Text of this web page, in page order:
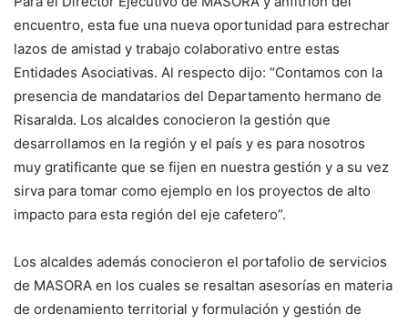
encuentro, esta fue una nueva oportunidad para estrechar
lazos de amistad y trabajo colaborativo entre estas
Entidades Asociativas. Al respecto dijo: “Contamos con la
presencia de mandatarios del Departamento hermano de
Risaralda. Los alcaldes conocieron la gestión que
desarrollamos en la región y el país y es para nosotros
muy gratificante que se fijen en nuestra gestión y a su vez
sirva para tomar como ejemplo en los proyectos de alto
impacto para esta región del eje cafetero”.
Los alcaldes además conocieron el portafolio de servicios
de MASORA en los cuales se resaltan asesorías en materia
de ordenamiento territorial y formulación y gestión de